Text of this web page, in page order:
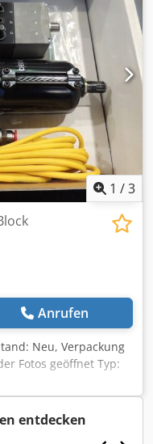
1 /3
Anrufen
Neu, Verpackung
Fotos geöffnet Typ:
Filter-
Wartungs-
Pneumatikblock
entdecken